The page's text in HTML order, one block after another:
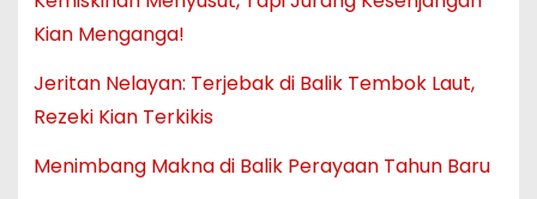
Kian Menganga!
Jeritan Nelayan: Terjebak di Balik Tembok Laut,
Rezeki Kian Terkikis
Menimbang Makna di Balik Perayaan Tahun Baru